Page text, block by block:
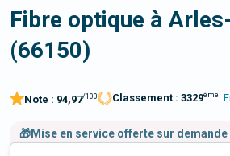
Fibre optique à
(66150)
Note : 94,97/100 Classement : 3329ème
🎁Mise en service offerte sur demande